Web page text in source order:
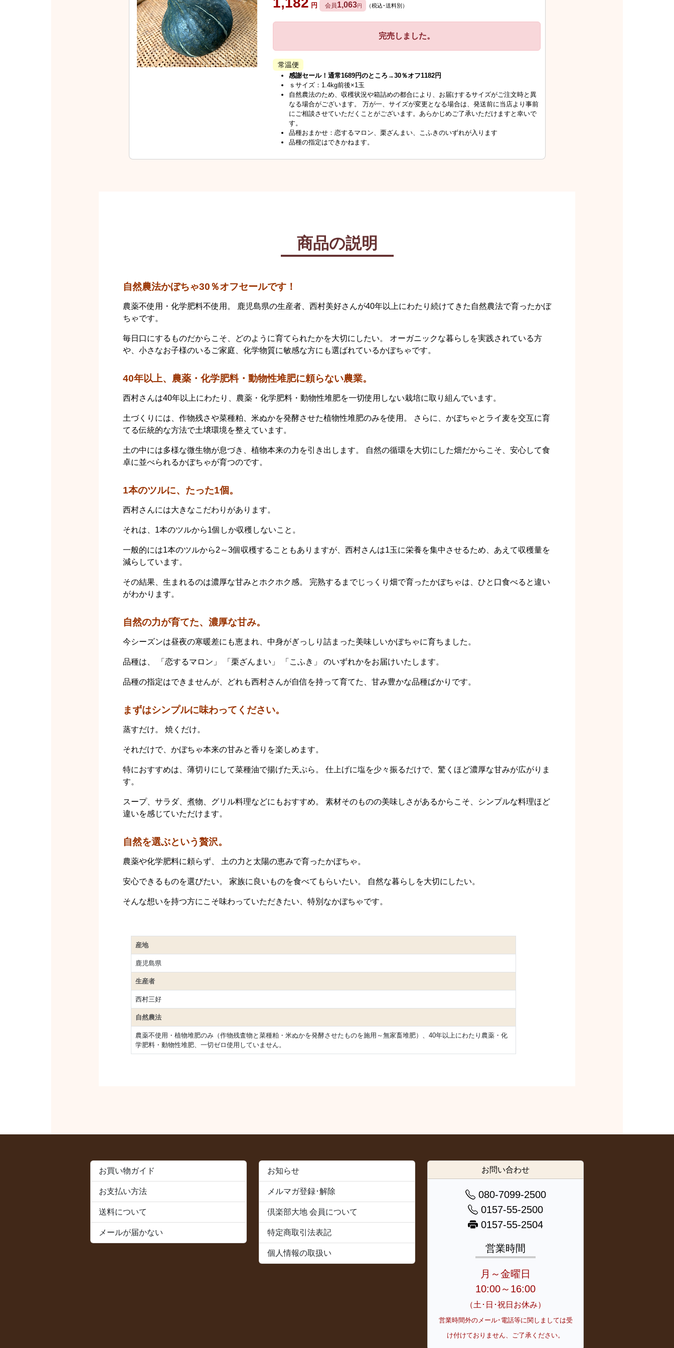
円 会員1,063円 （税込･送料別）
完売しました。
常温便
感謝セール！通常1689円のところ→30％オフ1182円
ｓサイズ：1.4kg前後×1玉
自然農法のため、収穫状況や箱詰めの都合により、お届けするサイズがご注文時と異
なる場合がございます。 万が一、サイズが変更となる場合は、発送前に当店より事前
にご相談させていただくことがございます。あらかじめご了承いただけますと幸いで
す。
品種おまかせ：恋するマロン、栗ざんまい、こふきのいずれが入ります
品種の指定はできかねます。
商品の説明
自然農法かぼちゃ30％オフセールです！
農薬不使用・化学肥料不使用。 鹿児島県の生産者、西村美好さんが40年以上にわたり続けてきた自然農法で育ったかぼ
ちゃです。
毎日口にするものだからこそ、どのように育てられたかを大切にしたい。 オーガニックな暮らしを実践されている方
や、小さなお子様のいるご家庭、化学物質に敏感な方にも選ばれているかぼちゃです。
40年以上、農薬・化学肥料・動物性堆肥に頼らない農業。
西村さんは40年以上にわたり、農薬・化学肥料・動物性堆肥を一切使用しない栽培に取り組んでいます。
土づくりには、作物残さや菜種粕、米ぬかを発酵させた植物性堆肥のみを使用。 さらに、かぼちゃとライ麦を交互に育
てる伝統的な方法で土壌環境を整えています。
土の中には多様な微生物が息づき、植物本来の力を引き出します。 自然の循環を大切にした畑だからこそ、安心して食
卓に並べられるかぼちゃが育つのです。
1本のツルに、たった1個。
西村さんには大きなこだわりがあります。
それは、1本のツルから1個しか収穫しないこと。
一般的には1本のツルから2～3個収穫することもありますが、西村さんは1玉に栄養を集中させるため、あえて収穫量を
減らしています。
その結果、生まれるのは濃厚な甘みとホクホク感。 完熟するまでじっくり畑で育ったかぼちゃは、ひと口食べると違い
がわかります。
自然の力が育てた、濃厚な甘み。
今シーズンは昼夜の寒暖差にも恵まれ、中身がぎっしり詰まった美味しいかぼちゃに育ちました。
品種は、 「恋するマロン」 「栗ざんまい」 「こふき」 のいずれかをお届けいたします。
品種の指定はできませんが、どれも西村さんが自信を持って育てた、甘み豊かな品種ばかりです。
まずはシンプルに味わってください。
蒸すだけ。 焼くだけ。
それだけで、かぼちゃ本来の甘みと香りを楽しめます。
特におすすめは、薄切りにして菜種油で揚げた天ぷら。 仕上げに塩を少々振るだけで、驚くほど濃厚な甘みが広がりま
す。
スープ、サラダ、煮物、グリル料理などにもおすすめ。 素材そのものの美味しさがあるからこそ、シンプルな料理ほど
違いを感じていただけます。
自然を選ぶという贅沢。
農薬や化学肥料に頼らず、 土の力と太陽の恵みで育ったかぼちゃ。
安心できるものを選びたい。 家族に良いものを食べてもらいたい。 自然な暮らしを大切にしたい。
そんな想いを持つ方にこそ味わっていただきたい、特別なかぼちゃです。
産地
鹿児島県
生産者
西村三好
自然農法
農薬不使用・植物堆肥のみ（作物残査物と菜種粕・米ぬかを発酵させたものを施用～無家畜堆肥）、40年以上にわたり農薬・化
学肥料・動物性堆肥、一切ゼロ使用していません。
お買い物ガイド
お支払い方法
送料について
メールが届かない
お知らせ
メルマガ登録･解除
倶楽部大地 会員について
特定商取引法表記
個人情報の取扱い
お問い合わせ
080-7099-2500
0157-55-2500
0157-55-2504
営業時間
月～金曜日
10:00～16:00
（土･日･祝日お休み）
営業時間外のメール･電話等に関しましては受
け付けておりません、ご了承ください。